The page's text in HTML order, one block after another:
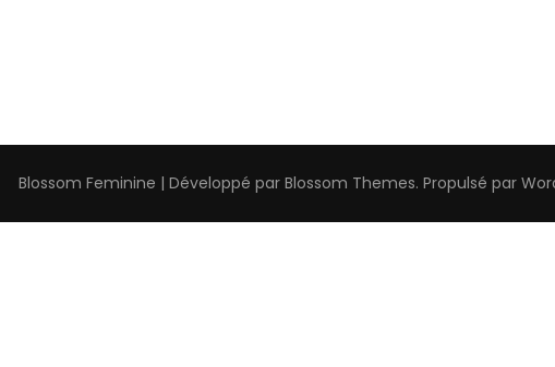
Blossom Feminine | Développé par Blossom Themes. Propulsé par